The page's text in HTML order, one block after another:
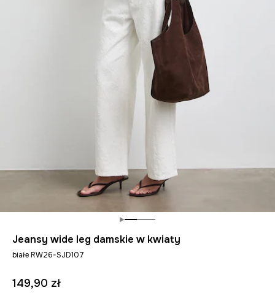
Jeansy wide leg damskie w kwiaty
białe RW26-SJD107
149,90 zł